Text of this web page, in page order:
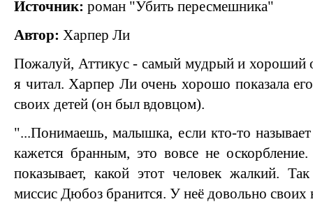
Источник: роман "Убить пересмешника"
Автор: Харпер Ли
Пожалуй, Аттикус - самый мудрый и хороший
я читал. Харпер Ли очень хорошо показала
своих детей (он был вдовцом).
"...Понимаешь, малышка, если кто-то
кажется бранным, это вовсе не
показывает, какой этот человек жалкий.
миссис Дюбоз бранится. У неё довольно своих